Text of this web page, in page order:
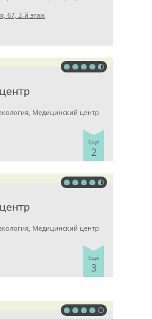
67, 2-й этаж
Медицинский центр
Ещё
2
Медицинский центр
Ещё
3